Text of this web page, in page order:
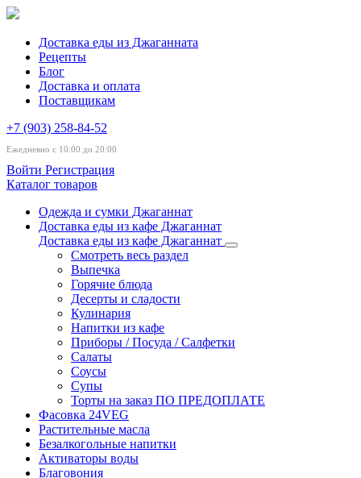
Доставка еды из Джаганната
Рецепты
Блог
Доставка и оплата
Поставщикам
+7 (903) 258-84-52
Ежедневно с 10:00 до 20:00
Войти Регистрация
Каталог товаров
Одежда и сумки Джаганнат
Доставка еды из кафе Джаганнат
Доставка еды из кафе Джаганнат
Смотреть весь раздел
Выпечка
Горячие блюда
Десерты и сладости
Кулинария
Напитки из кафе
Приборы / Посуда / Салфетки
Салаты
Соусы
Супы
Торты на заказ ПО ПРЕДОПЛАТЕ
Фасовка 24VEG
Растительные масла
Безалкогольные напитки
Активаторы воды
Благовония